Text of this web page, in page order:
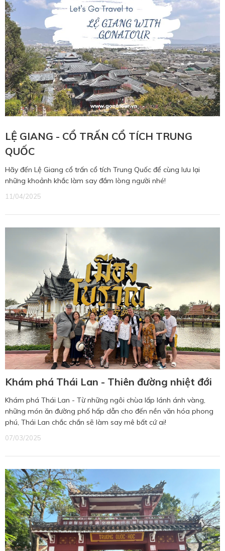
LỆ GIANG - CỔ TRẤN CỔ TÍCH TRUNG
QUỐC
Hãy đến Lệ Giang cổ trấn cổ tích Trung Quốc để cùng lưu lại
những khoảnh khắc làm say đắm lòng người nhé!
11/04/2025
Khám phá Thái Lan - Thiên đường nhiệt đới
Khám phá Thái Lan - Từ những ngôi chùa lấp lánh ánh vàng,
những món ăn đường phố hấp dẫn cho đến nền văn hóa phong
phú, Thái Lan chắc chắn sẽ làm say mê bất cứ ai!
07/03/2025